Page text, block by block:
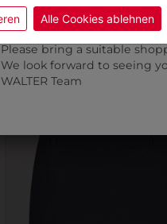
ROCK-JERSEY
€ 85,90
Alle Cookies ablehnen
calendar icon.
Without an appointment,
Please bring a suitable
We look forward to seeing
WALTER Team